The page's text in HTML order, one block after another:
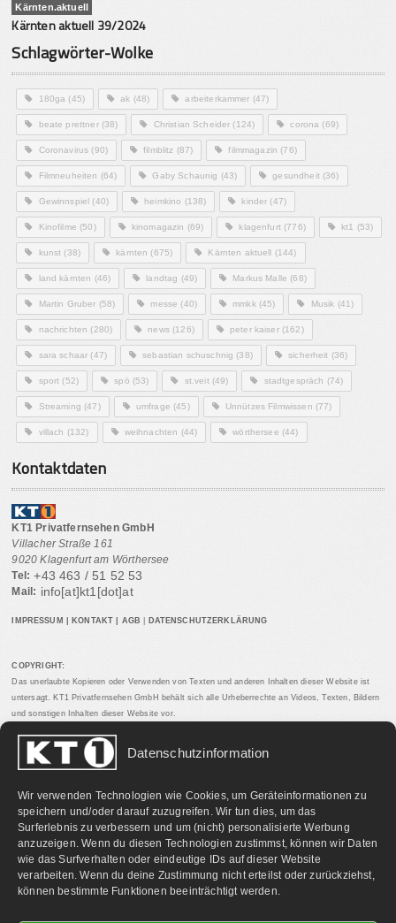
Datenschutzinformation
Wir verwenden Technologien wie Cookies, um Geräteinformationen zu
speichern und/oder darauf zuzugreifen. Wir tun dies, um das
Surferlebnis zu verbessern und um (nicht) personalisierte Werbung
anzuzeigen. Wenn du diesen Technologien zustimmst, können wir Daten
wie das Surfverhalten oder eindeutige IDs auf dieser Website
verarbeiten. Wenn du deine Zustimmung nicht erteilst oder zurückziehst,
können bestimmte Funktionen beeinträchtigt werden.
Kärnten.aktuell
Kärnten aktuell 39/2024
Schlagwörter-Wolke
180ga (45) ak (48) arbeiterkammer (47)
beate prettner(38) Christian Scheider (124) corona (69)
Coronavirus (90) filmblitz (87) filmmagazin (76)
Filmneuheiten (64) Gaby Schaunig (43) gesundheit(36)
Gewinnspiel (40) heimkino (138) kinder (47)
Kinofilme (50) kinomagazin (69) klagenfurt(776) kt1 (53)
kunst (38) kärnten (675) Kärnten aktuell (144)
land kärnten (46) landtag (49) Markus Malle (68)
Martin Gruber (58) messe (40) mmkk(45) Musik (41)
nachrichten (280) news(126) peter kaiser(162)
sara schaar (47) sebastian schuschnig (38) sicherheit (36)
sport (52) spö (53) st.veit(49) stadtgespräch (74)
Streaming (47) umfrage (45) Unnützes Filmwissen (77)
villach (132) weihnachten (44) wörthersee (44)
Kontaktdaten
KT1 Privatfernsehen GmbH
Villacher Straße 161
9020 Klagenfurt am Wörthersee
Tel: +43 463 / 51 52 53
Mail: info[at]kt1[dot]at
IMPRESSUM KONTAKT AGB DATENSCHUTZERKLÄRUNG
COPYRIGHT:
Das unerlaubte Kopieren oder Verwenden von Texten und anderen Inhalten dieser Website ist
untersagt. KT1 Privatfernsehen GmbH behält sich alle Urheberrechte an Videos, Texten, Bildern
und sonstigen Inhalten dieser Website vor.
PARTNERLINKS: